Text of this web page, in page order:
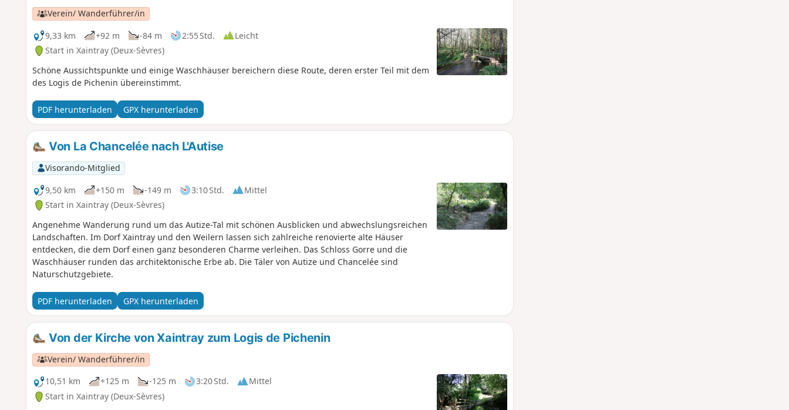
Verein/ Wanderführer/in
9,33 km
+92 m -84 m 2:55 Std.
Leicht
Start in Xaintray (Deux-Sèvres)
Schöne Aussichtspunkte und einige Waschhäuser bereichern diese Route, deren erster Teil mit dem
des Logis de Pichenin übereinstimmt.
PDF herunterladen GPX herunterladen
Von La Chancelée nach L'Autise
Visorando-Mitglied
9,50 km
+150 m -149 m 3:10 Std.
Mittel
Start in Xaintray (Deux-Sèvres)
Angenehme Wanderung rund um das Autize-Tal mit schönen Ausblicken und abwechslungsreichen
Landschaften. Im Dorf Xaintray und den Weilern lassen sich zahlreiche renovierte alte Häuser
entdecken, die dem Dorf einen ganz besonderen Charme verleihen. Das Schloss Gorre und die
Waschhäuser runden das architektonische Erbe ab. Die Täler von Autize und Chancelée sind
Naturschutzgebiete.
PDF herunterladen GPX herunterladen
Von der Kirche von Xaintray zum Logis de Pichenin
Verein/ Wanderführer/in
10,51 km
+125 m -125 m 3:20 Std.
Mittel
Start in Xaintray (Deux-Sèvres)